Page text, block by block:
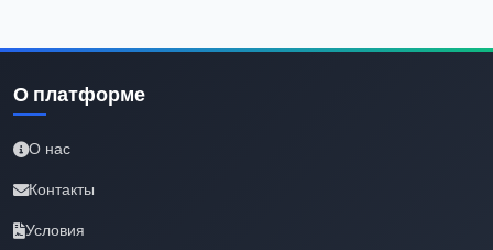
О платформе
О нас
Контакты
Условия